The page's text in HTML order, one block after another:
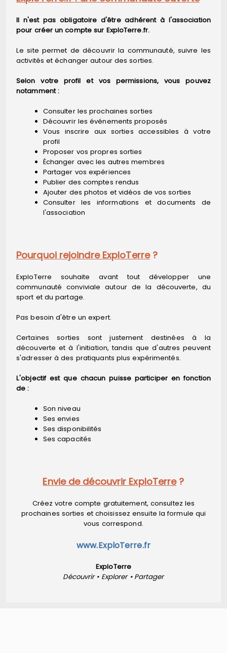
Il n'est pas obligatoire d'être adhérent à l'association
pour créer un compte sur ExploTerre.fr.
Le site permet de découvrir la communauté, suivre les
activités et échanger autour des sorties.
Selon votre profil et vos permissions, vous pouvez
notamment :
Consulter les prochaines sorties
Découvrir les événements proposés
Vous inscrire aux sorties accessibles à votre
profil
Proposer vos propres sorties
Échanger avec les autres membres
Partager vos expériences
Publier des comptes rendus
Ajouter des photos et vidéos de vos sorties
Consulter les informations et documents de
l'association
Pourquoi rejoindre ExploTerre?
ExploTerre souhaite avant tout développer une
communauté conviviale autour de la découverte, du
sport et du partage.
Pas besoin d'être un expert.
Certaines sorties sont justement destinées à la
découverte et à l'initiation, tandis que d'autres peuvent
s'adresser à des pratiquants plus expérimentés.
L'objectif est que chacun puisse participer en fonction
de :
Son niveau
Ses envies
Ses disponibilités
Ses capacités
Envie de découvrir ExploTerre?
Créez votre compte gratuitement, consultez les
prochaines sorties et choisissez ensuite la formule qui
vous correspond.
www.ExploTerre.fr
ExploTerre
Découvrir • Explorer • Partager